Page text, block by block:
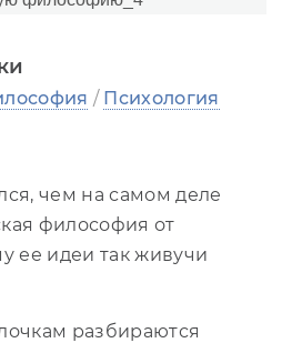
философию_6
философию_7
философию_8
философию_9
/ Психология
чем на самом деле
философия от
ее идеи так живучи
разбираются